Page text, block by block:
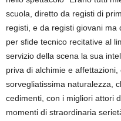
scuola, diretto da registi di
registi, e da registi giovani
per sfide tecnico recitative al
servizio della scena la sua
priva di alchimie e
sorvegliatissima naturalezza,
cedimenti, con i migliori attori
momenti di straordinaria